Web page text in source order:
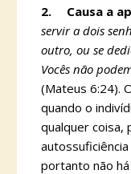
2. Causa a
servir a dois
outro, ou se
Vocês não
(Mateus 6:24).
quando o
qualquer coisa,
portanto não